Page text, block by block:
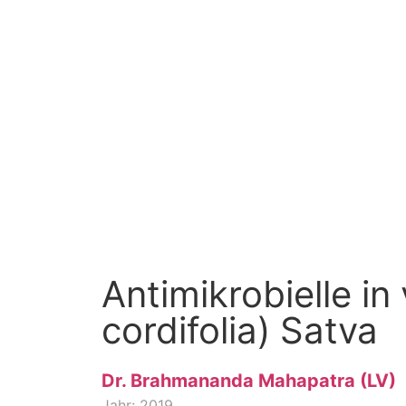
Antimikrobielle
cordifolia) Satva
Dr. Brahmananda Mahapatra (LV)